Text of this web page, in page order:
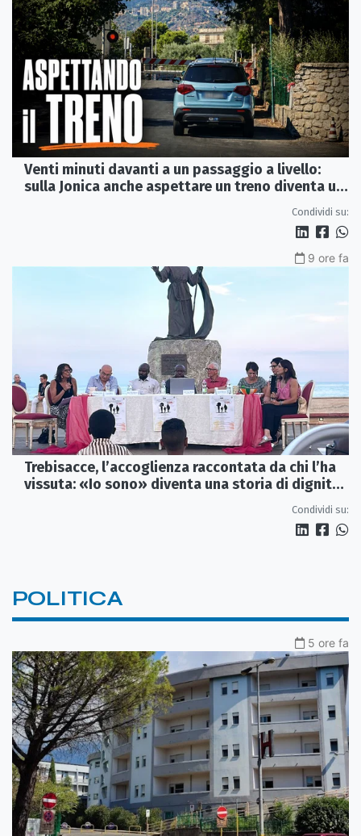
Venti minuti davanti a un passaggio a livello:
sulla Jonica anche aspettare un treno diventa un
Condividi su:
9 ore fa
Trebisacce, l’accoglienza raccontata da chi l’ha
vissuta: «Io sono» diventa una storia di dignità
Condividi su:
POLITICA
5 ore fa